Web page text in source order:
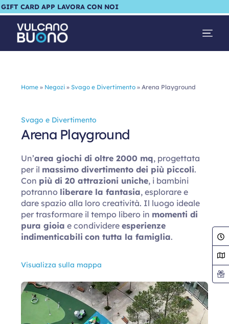
GIFT CARD APP LAVORA CON NOI
Home » Negozi »Svago e Divertimento »Arena Playground
Svago e Divertimento
Arena Playground
Un’area giochi di oltre 2000 mq, progettata
per il massimo divertimento dei più piccoli.
Con più di 20 attrazioni uniche, i bambini
potranno liberare la fantasia, esplorare e
dare spazio alla loro creatività. Il luogo ideale
per trasformare il tempo libero in momenti di
pura gioia e condividereesperienze
indimenticabili con tutta la famiglia.
Visualizza sulla mappa